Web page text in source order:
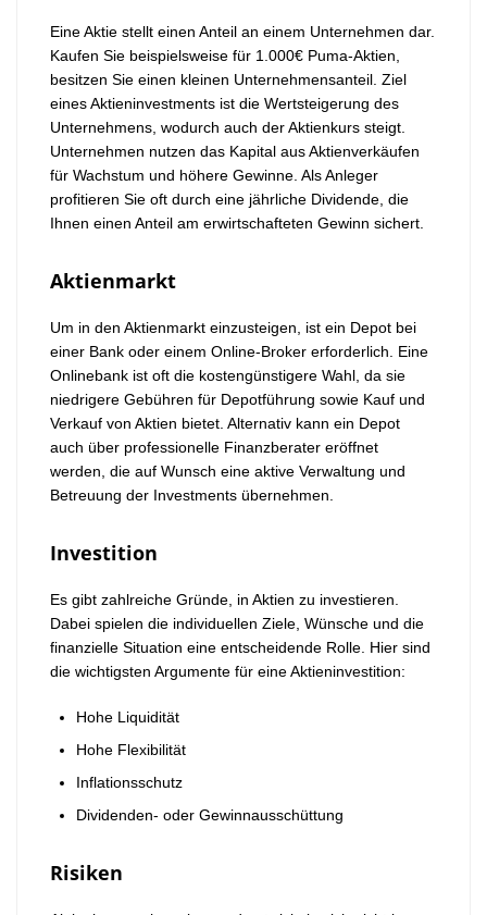
Eine Aktie stellt einen Anteil an einem Unternehmen dar.
Kaufen Sie beispielsweise für 1.000€ Puma-Aktien,
besitzen Sie einen kleinen Unternehmensanteil. Ziel
eines Aktieninvestments ist die Wertsteigerung des
Unternehmens, wodurch auch der Aktienkurs steigt.
Unternehmen nutzen das Kapital aus Aktienverkäufen
für Wachstum und höhere Gewinne. Als Anleger
profitieren Sie oft durch eine jährliche Dividende, die
Ihnen einen Anteil am erwirtschafteten Gewinn sichert.
Aktienmarkt
Um in den Aktienmarkt einzusteigen, ist ein Depot bei
einer Bank oder einem Online-Broker erforderlich. Eine
Onlinebank ist oft die kostengünstigere Wahl, da sie
niedrigere Gebühren für Depotführung sowie Kauf und
Verkauf von Aktien bietet. Alternativ kann ein Depot
auch über professionelle Finanzberater eröffnet
werden, die auf Wunsch eine aktive Verwaltung und
Betreuung der Investments übernehmen.
Investition
Es gibt zahlreiche Gründe, in Aktien zu investieren.
Dabei spielen die individuellen Ziele, Wünsche und die
finanzielle Situation eine entscheidende Rolle. Hier sind
die wichtigsten Argumente für eine Aktieninvestition:
Hohe Liquidität
Hohe Flexibilität
Inflationsschutz
Dividenden- oder Gewinnausschüttung
Risiken